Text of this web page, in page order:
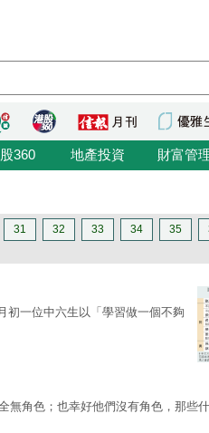
360 地產投資 財富管
31 32 33 34 35
初一位中六生以「學習做一個不夠
無角色；也幸好他們沒有角色，那些